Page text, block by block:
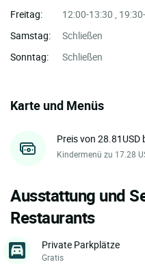
Freitag:
12:00-13:30 ,
Samstag:
Schließen
Sonntag:
Schließen
Karte und Menüs
Preis von 28.81USD
Kindermenü zu 17.28
Ausstattung und
Restaurants
Private Parkplätze
Gratis